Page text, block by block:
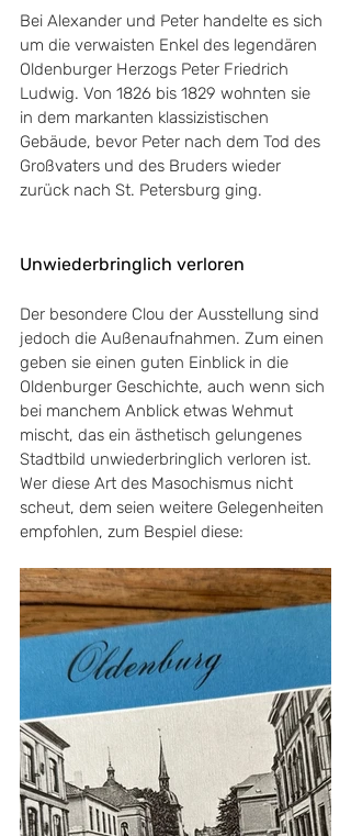
Bei Alexander und Peter handelte es sich
um die verwaisten Enkel des legendären
Oldenburger Herzogs Peter Friedrich
Ludwig. Von 1826 bis 1829 wohnten sie
in dem markanten klassizistischen
Gebäude, bevor Peter nach dem Tod des
Großvaters und des Bruders wieder
zurück nach St. Petersburg ging.
Unwiederbringlich verloren
Der besondere Clou der Ausstellung sind
jedoch die Außenaufnahmen. Zum einen
geben sie einen guten Einblick in die
Oldenburger Geschichte, auch wenn sich
bei manchem Anblick etwas Wehmut
mischt, das ein ästhetisch gelungenes
Stadtbild unwiederbringlich verloren ist.
Wer diese Art des Masochismus nicht
scheut, dem seien weitere Gelegenheiten
empfohlen, zum Bespiel diese: